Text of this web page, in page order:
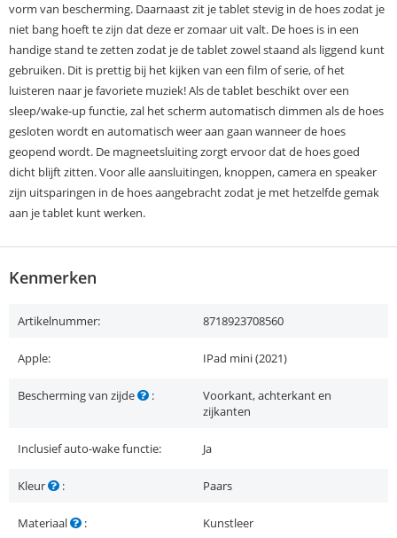
vorm van bescherming. Daarnaast zit je tablet stevig in de hoes zodat je
niet bang hoeft te zijn dat deze er zomaar uit valt. De hoes is in een
handige stand te zetten zodat je de tablet zowel staand als liggend kunt
gebruiken. Dit is prettig bij het kijken van een film of serie, of het
luisteren naar je favoriete muziek! Als de tablet beschikt over een
sleep/wake-up functie, zal het scherm automatisch dimmen als de hoes
gesloten wordt en automatisch weer aan gaan wanneer de hoes
geopend wordt. De magneetsluiting zorgt ervoor dat de hoes goed
dicht blijft zitten. Voor alle aansluitingen, knoppen, camera en speaker
zijn uitsparingen in de hoes aangebracht zodat je met hetzelfde gemak
aan je tablet kunt werken.
Kenmerken
Artikelnummer: 8718923708560
Apple: IPad mini (2021)
Bescherming van zijde :
Voorkant, achterkant en
zijkanten
Inclusief auto-wake functie: Ja
Kleur : Paars
Materiaal : Kunstleer